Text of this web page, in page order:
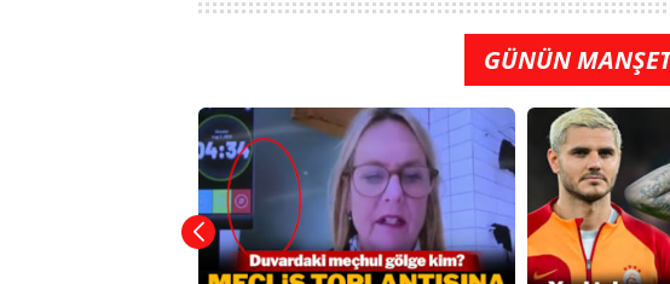
GÜNÜN